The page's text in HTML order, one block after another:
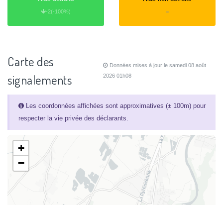
-2(-100%) =
Carte des
signalements
Données mises à jour le samedi 08 août
2026 01h08
Les coordonnées affichées sont approximatives (± 100m) pour
respecter la vie privée des déclarants.
+
−